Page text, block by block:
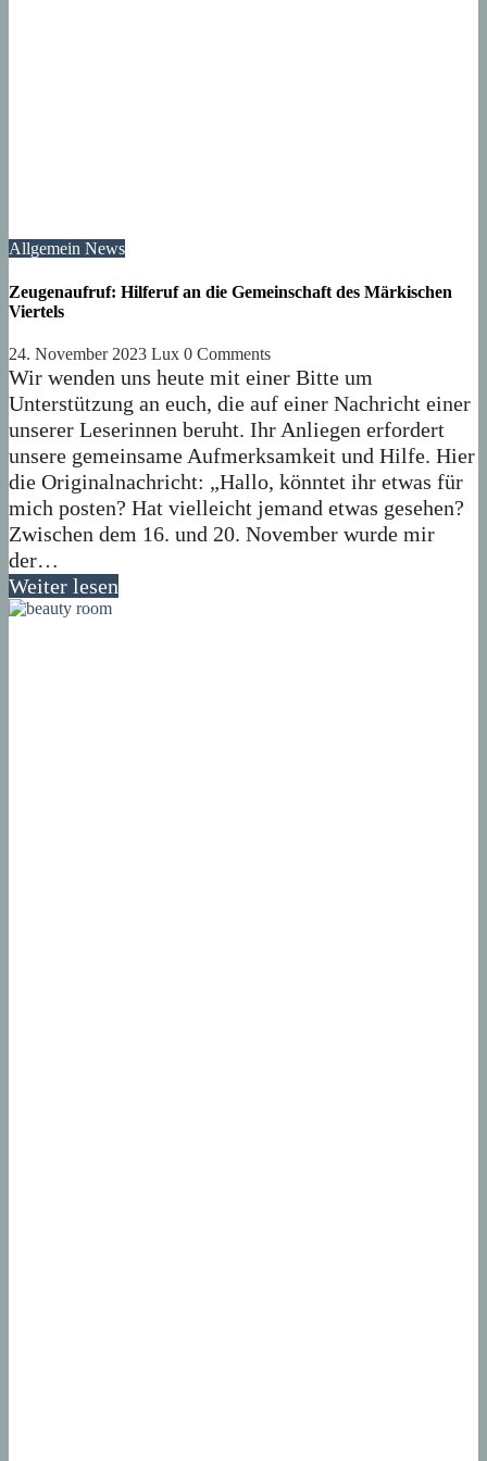
Allgemein News
Zeugenaufruf: Hilferuf an die Gemeinschaft des Märkischen
Viertels
24. November 2023 Lux 0 Comments
Wir wenden uns heute mit einer Bitte um
Unterstützung an euch, die auf einer Nachricht einer
unserer Leserinnen beruht. Ihr Anliegen erfordert
unsere gemeinsame Aufmerksamkeit und Hilfe. Hier
die Originalnachricht: „Hallo, könntet ihr etwas für
mich posten? Hat vielleicht jemand etwas gesehen?
Zwischen dem 16. und 20. November wurde mir
der…
Weiter lesen